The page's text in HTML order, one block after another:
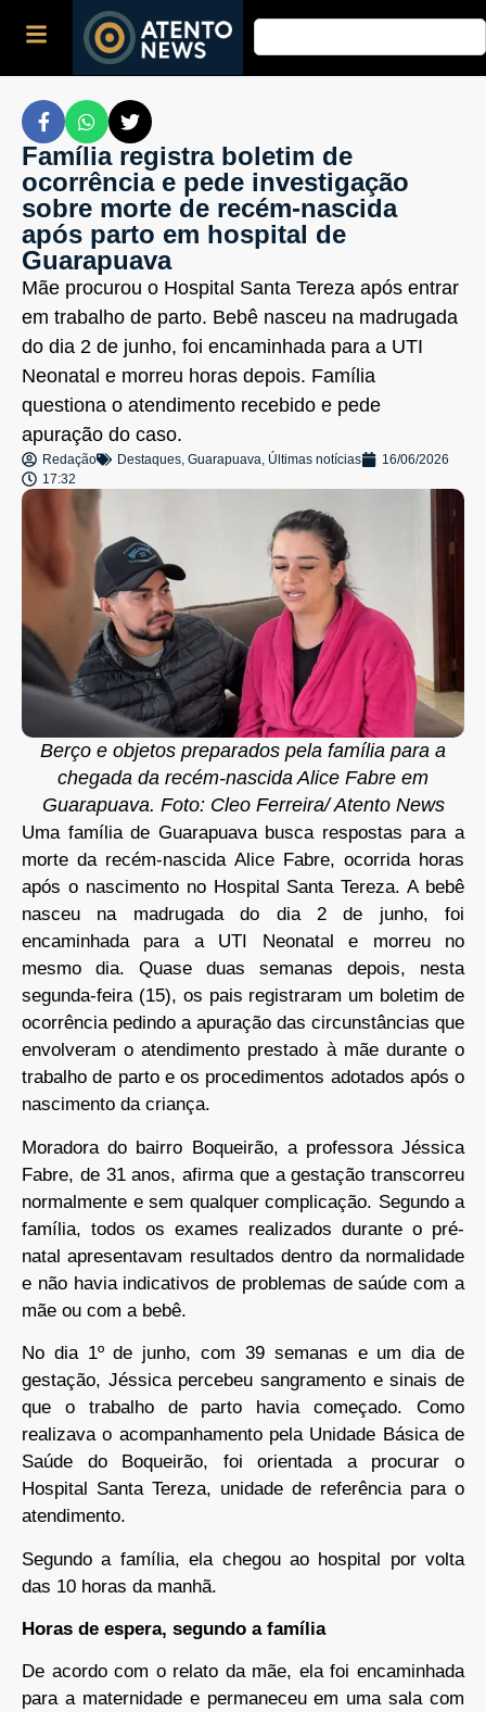
Família registra boletim de
ocorrência e pede investigação
sobre morte de recém-nascida
após parto em hospital de
Guarapuava
Mãe procurou o Hospital Santa Tereza após entrar
em trabalho de parto. Bebê nasceu na madrugada
do dia 2 de junho, foi encaminhada para a UTI
Neonatal e morreu horas depois. Família
questiona o atendimento recebido e pede
apuração do caso.
Redação Destaques, Guarapuava, Últimas notícias
16/06/2026
17:32
Berço e objetos preparados pela família para a
chegada da recém-nascida Alice Fabre em
Guarapuava. Foto: Cleo Ferreira/ Atento News
Uma família de Guarapuava busca respostas para a
morte da recém-nascida Alice Fabre, ocorrida horas
após o nascimento no Hospital Santa Tereza. A bebê
nasceu na madrugada do dia 2 de junho, foi
encaminhada para a UTI Neonatal e morreu no
mesmo dia. Quase duas semanas depois, nesta
segunda-feira (15), os pais registraram um boletim de
ocorrência pedindo a apuração das circunstâncias que
envolveram o atendimento prestado à mãe durante o
trabalho de parto e os procedimentos adotados após o
nascimento da criança.
Moradora do bairro Boqueirão, a professora Jéssica
Fabre, de 31 anos, afirma que a gestação transcorreu
normalmente e sem qualquer complicação. Segundo a
família, todos os exames realizados durante o pré-
natal apresentavam resultados dentro da normalidade
e não havia indicativos de problemas de saúde com a
mãe ou com a bebê.
No dia 1º de junho, com 39 semanas e um dia de
gestação, Jéssica percebeu sangramento e sinais de
que o trabalho de parto havia começado. Como
realizava o acompanhamento pela Unidade Básica de
Saúde do Boqueirão, foi orientada a procurar o
Hospital Santa Tereza, unidade de referência para o
atendimento.
Segundo a família, ela chegou ao hospital por volta
das 10 horas da manhã.
Horas de espera, segundo a família
De acordo com o relato da mãe, ela foi encaminhada
para a maternidade e permaneceu em uma sala com